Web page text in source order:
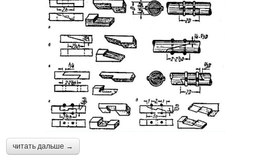
читать дальше →